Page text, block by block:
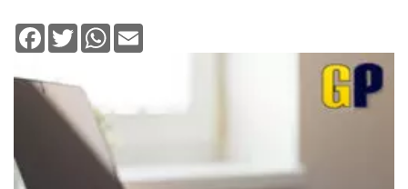
Facebook
TwitterWhatsApp